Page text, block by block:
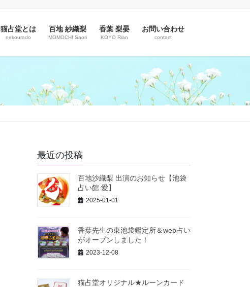
猫占堂とは
nekourado
百地 紗織梨
MOMOCHI Saori
香葉 梨晏
KOYO Rian
お問い合わせ
contact
最近の投稿
百地沙織梨 出演のお知らせ【池袋
占い館 愛】
2025-01-01
香葉先生の東池袋鑑定所＆web占い
がオープンしました！
2023-12-08
猫占堂オリジナル★ルーンカード